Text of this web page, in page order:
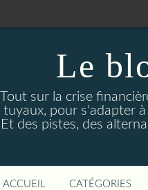
Le
Tout sur la crise
tuyaux, pour s'adapter
Et des pistes, des
ACCUEIL CATÉGORIES